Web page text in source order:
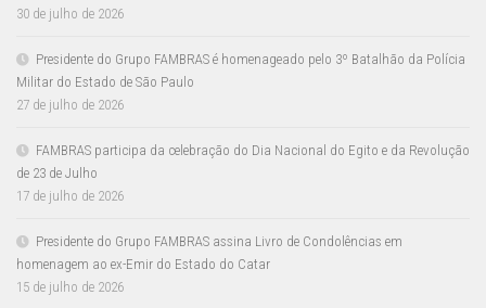
30 de julho de 2026
Presidente do Grupo FAMBRAS é homenageado pelo 3º Batalhão da Polícia
Militar do Estado de São Paulo
27 de julho de 2026
FAMBRAS participa da celebração do Dia Nacional do Egito e da Revolução
de 23 de Julho
17 de julho de 2026
Presidente do Grupo FAMBRAS assina Livro de Condolências em
homenagem ao ex-Emir do Estado do Catar
15 de julho de 2026